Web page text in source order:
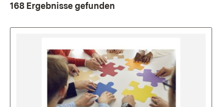
168 Ergebnisse gefunden